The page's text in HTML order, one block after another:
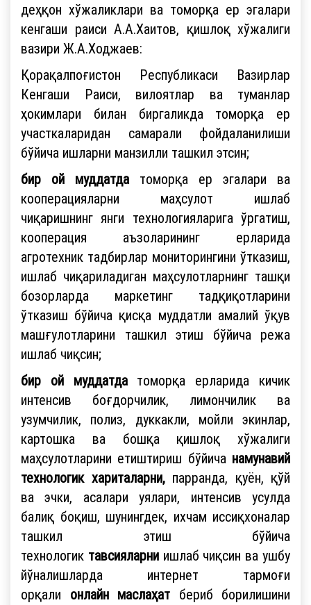
деҳқон хўжаликлари ва томорқа ер эгалари
кенгаши раиси А.А.Хаитов, қишлоқ хўжалиги
вазири Ж.А.Ходжаев:
Қорақалпоғистон Республикаси Вазирлар
Кенгаши Раиси, вилоятлар ва туманлар
ҳокимлари билан биргаликда томорқа ер
участкаларидан самарали фойдаланилиши
бўйича ишларни манзилли ташкил этсин;
бир ой муддатдатоморқа ер эгалари ва
кооперацияларни маҳсулот ишлаб
чиқаришнинг янги технологияларига ўргатиш,
кооперация аъзоларининг ерларида
агротехник тадбирлар мониторингини ўтказиш,
ишлаб чиқариладиган маҳсулотларнинг ташқи
бозорларда маркетинг тадқиқотларини
ўтказиш бўйича қисқа муддатли амалий ўқув
машғулотларини ташкил этиш бўйича режа
ишлаб чиқсин;
бир ой муддатдатоморқа ерларида кичик
интенсив боғдорчилик, лимончилик ва
узумчилик, полиз, дуккакли, мойли экинлар,
картошка ва бошқа қишлоқ хўжалиги
маҳсулотларини етиштириш бўйича намунавий
технологик хариталарни, парранда, қуён, қўй
ва эчки, асалари уялари, интенсив усулда
балиқ боқиш, шунингдек, ихчам иссиқхоналар
ташкил этиш бўйича
технологик тавсияларниишлаб чиқсин ва ушбу
йўналишларда интернет тармоғи
орқали онлайн маслаҳат бериб борилишини